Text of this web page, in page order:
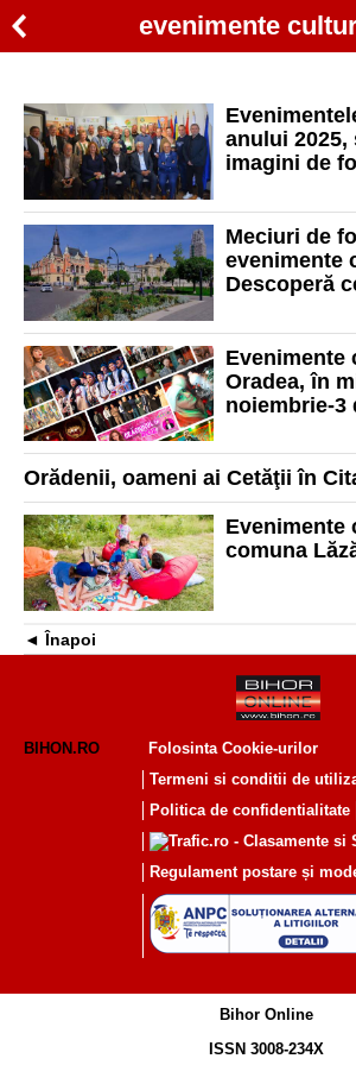
evenimente
anului
imagini de
Bihar
Meciuri de
evenimente
Descoperă
Evenimente
Oradea, în
noiembrie-3
Orădenii, oameni ai Cetăţii în
Evenimente
comuna
Înapoi
BIHON.RO
Folosinta Cookie-urilor
Termeni si conditii de
Politica de confidentialitate
Regulament postare și
Bihor Online
ISSN 3008-234X